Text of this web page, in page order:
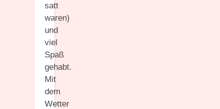
satt
waren)
und
viel
Spaß
gehabt.
Mit
dem
Wetter